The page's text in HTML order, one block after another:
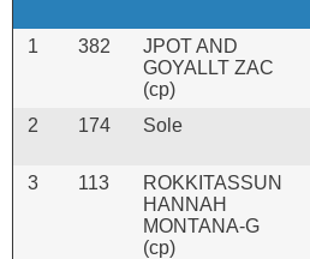
1 382
JPOT AND
GOYALLT ZAC
(cp)
2 174 Sole
3 113
ROKKITASSUN
HANNAH
MONTANA-G
(cp)